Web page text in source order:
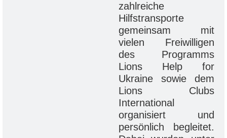
zahlreiche
Hilfstransporte
gemeinsam mit
vielen Freiwilligen
des Programms
Lions Help for
Ukraine sowie dem
Lions Clubs
International
organisiert und
persönlich begleitet.